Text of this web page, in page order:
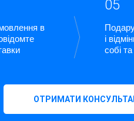
в
і
собі
05
ОТРИМАТИ